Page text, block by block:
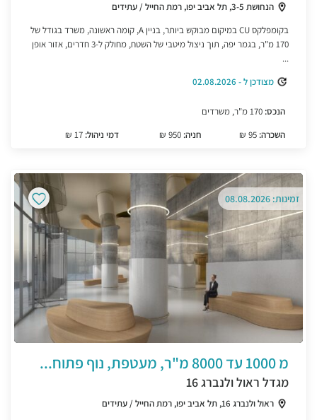
הנחושת 3-5, תל אביב יפו, רמת החייל / עתידים
בקומפלקס CU במיקום מבוקש ביותר, בניין A, קומה ראשונה, משרד בגודל של
170 מ"ר, בגמר יפה, תוך ניצול מיטבי של השטח, מחולק ל-3 חדרים, אזור אופן
...
מצודכן ל - 02.08.2026
הנכס:
השכרה:
חניה: דמי ניהול: 17 ₪
זמינות: 08.08.2026
מ 1000 עד 8000 מ"ר, מעטפת, נוף פתוח...
מגדל ראול ולנברג 16
ראול ולנברג 16, תל אביב יפו, רמת החייל / עתידים